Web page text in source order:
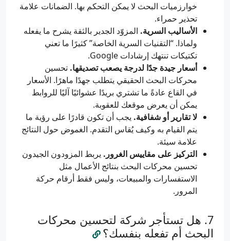
خوارزميات البحث لا يمكن التحكم بها. الضمانات علامة
تحذير حمراء.
الأساليب السرية. المزوّد الجدير بالثقة يشرح ما يفعله
ولماذا. “التقنيات السرية الخاصة” كثيرًا ما تعني
تكتيكات تنتهك إرشادات Google.
أسعار جيدة جدًا لدرجة يصعب تصديقها. تحسين
محركات البحث الحقيقي يتطلب جهدًا ماهرًا. الأسعار
في القاع عادةً ما تشتري بريدًا عشوائيًا آليًا للروابط
يمكن أن يعرض موقعك للعقوبة.
لا تقارير أو شفافية. يجب أن تكون قادرًا على رؤية ما
يتم القيام به وكيف يُقاس التقدم. الغموض حول النتائج
علامة سيئة.
التركيز على مقاييس الغرور. يربط المزودون الجيدون
تحسين محركات البحث بنتائج الأعمال مثل
الاستفسارات والمبيعات، وليس فقط أرقام حركة
المرور.
هل تستأجر شركة لتحسين محركات
البحث أم تفعله بنفسك؟